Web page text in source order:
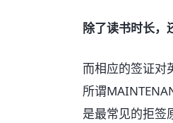
除了读书时长，
而相应的签证对
所谓
是最常见的拒签